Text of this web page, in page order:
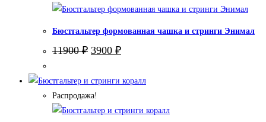
Бюстгальтер формованная чашка и стринги Энимал
11900₽ Первоначальная
11900 ₽.
3900 ₽Текущая
Распродажа!